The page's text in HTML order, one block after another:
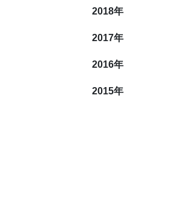
2018年
2017年
2016年
2015年